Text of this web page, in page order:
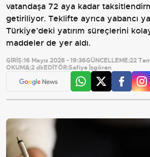
vatandaşa 72 aya kadar
getiriliyor. Teklifte ayrıca yabancı
Türkiye’deki yatırım süreçlerini
maddeler de yer aldı.
GİRİŞ:16 Mayıs 2026 - 19:36GÜNCELLEME:22
OKUMA:2 dkEDİTÖR:Safiye İşgören